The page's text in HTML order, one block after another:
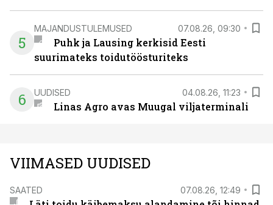
5
MAJANDUSTULEMUSED 07.08.26, 09:30
Puhk ja Lausing kerkisid Eesti
suurimateks toidutöösturiteks
6 UUDISED 04.08.26, 11:23
Linas Agro avas Muugal viljaterminali
VIIMASED UUDISED
SAATED 07.08.26, 12:49